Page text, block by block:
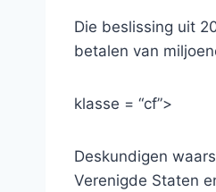
Die beslissing uit
betalen van
klasse = “cf”>
Deskundigen
Verenigde Staten